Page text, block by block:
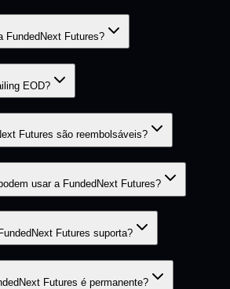
FundedNext Futures?
EOD?
Futures são reembolsáveis?
usar a FundedNext Futures?
Futures suporta?
Futures é permanente?